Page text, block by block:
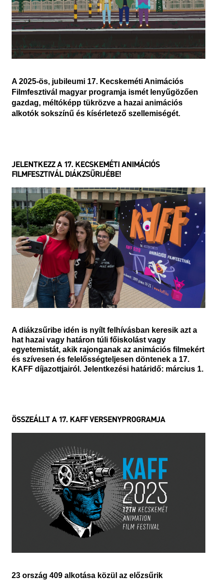
A 2025-ös, jubileumi 17. Kecskeméti Animációs
Filmfesztivál magyar programja ismét lenyűgözően
gazdag, méltóképp tükrözve a hazai animációs
alkotók sokszínű és kísérletező szellemiségét.
JELENTKEZZ A 17. KECSKEMÉTI ANIMÁCIÓS
FILMFESZTIVÁL DIÁKZSŰRIJÉBE!
A diákzsűribe idén is nyílt felhívásban keresik azt a
hat hazai vagy határon túli főiskolást vagy
egyetemistát, akik rajonganak az animációs filmekért
és szívesen és felelősségteljesen döntenek a 17.
KAFF díjazottjairól. Jelentkezési határidő: március 1.
ÖSSZEÁLLT A 17. KAFF VERSENYPROGRAMJA
23 ország 409 alkotása közül az előzsűrik